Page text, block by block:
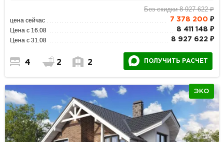
Без скидки 8 927 622 ₽
цена сейчас 7 378 200 ₽
Цена с 16.08 8 411 148 ₽
Цена с 31.08 8 927 622 ₽
4 2 2 ПОЛУЧИТЬ РАСЧЕТ
ЭКО